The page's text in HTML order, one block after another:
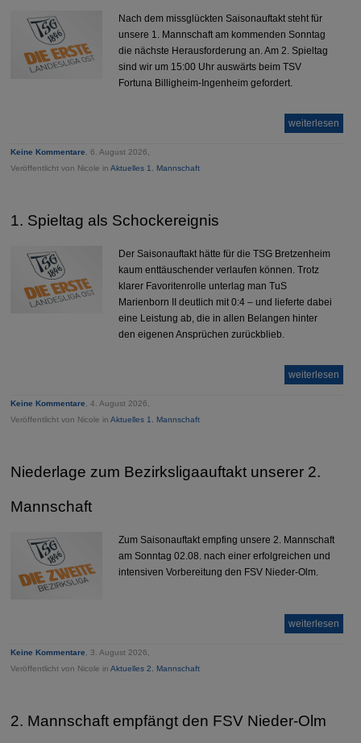
Nach dem missglückten Saisonauftakt steht für
unsere 1. Mannschaft am kommenden Sonntag
die nächste Herausforderung an. Am 2. Spieltag
sind wir um 15:00 Uhr auswärts beim TSV
Fortuna Billigheim-Ingenheim gefordert.
weiterlesen
Keine Kommentare, 6. August 2026,
Veröffentlicht von Nicole inAktuelles 1. Mannschaft
1. Spieltag als Schockereignis
Der Saisonauftakt hätte für die TSG Bretzenheim
kaum enttäuschender verlaufen können. Trotz
klarer Favoritenrolle unterlag man TuS
Marienborn II deutlich mit 0:4 – und lieferte dabei
eine Leistung ab, die in allen Belangen hinter
den eigenen Ansprüchen zurückblieb.
weiterlesen
Keine Kommentare
, 4. August 2026,
Veröffentlicht von Nicole inAktuelles 1. Mannschaft
Niederlage zum Bezirksligaauftakt unserer 2.
Mannschaft
Zum Saisonauftakt empfing unsere 2. Mannschaft
am Sonntag 02.08. nach einer erfolgreichen und
intensiven Vorbereitung den FSV Nieder-Olm.
weiterlesen
Keine Kommentare
, 3. August 2026,
Veröffentlicht von Nicole inAktuelles 2. Mannschaft
2. Mannschaft empfängt den FSV Nieder-Olm